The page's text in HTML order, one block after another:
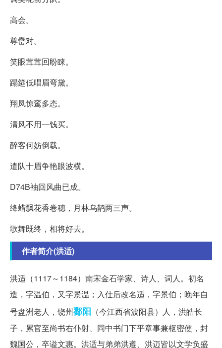
高会。
尊罍对。
笑眼茸茸回盼睐。
蹋筵低唱眉弯黛。
翔凤惊鸾多态。
清风不用一钱买。
醉客何妨倒载。
遣队十眉争艳眼波横。
D74B袖回风曲已成。
绛蜡飘花香卷穗，月林乌鹊两三声。
歌舞既终，相将好去。
作者简介(洪适)
洪适（1117～1184）南宋金石学家、诗人、词人。初名
造，字温伯，又字景温；入仕后改名适，字景伯；晚年自
号盘洲老人，饶州鄱阳 （今江西省波阳县）人，洪皓长
子，累官至尚书右仆射、同中书门下平章事兼枢密使，封
魏国公，卒谥文惠。洪适与弟弟洪遵、洪迈皆以文学负盛